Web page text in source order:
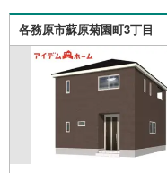
え致します。ス
サポートさせて
各務原市蘇原菊園町3丁目